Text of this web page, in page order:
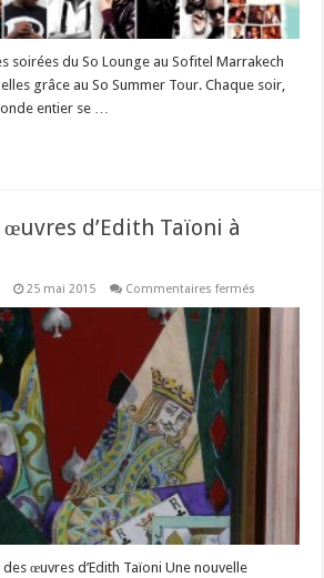
soirées du So Lounge au Sofitel Marrakech
grâce au So Summer Tour. Chaque soir,
entier se …
d’Edith Taïoni à
25 mai 2015 Commentaires fermés
œuvres d’Edith Taïoni Une nouvelle